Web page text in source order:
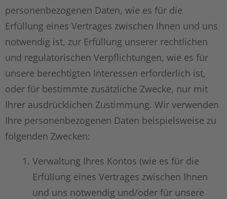
personenbezogenen Daten, wie es für die
Erfüllung eines Vertrages zwischen Ihnen und uns
notwendig ist, zur Erfüllung unserer rechtlichen
und regulatorischen Verpflichtungen, wie es für
unsere berechtigten Interessen erforderlich ist,
oder für bestimmte zusätzliche Zwecke, nur mit
Ihrer ausdrücklichen Zustimmung. Wir verwenden
Ihre personenbezogenen Daten beispielsweise zu
folgenden Zwecken:
Verwaltung Ihres Kontos (wie es für die
Erfüllung eines Vertrages zwischen Ihnen
und uns notwendig und/oder für unsere